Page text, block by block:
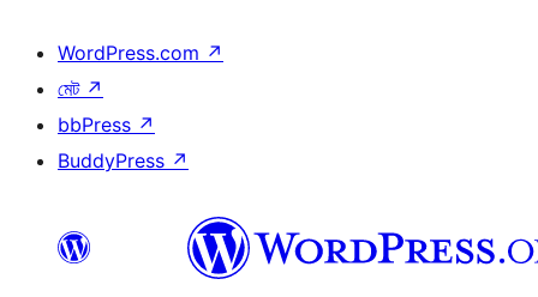
WordPress.com ↗
মেট ↗
bbPress ↗
BuddyPress ↗